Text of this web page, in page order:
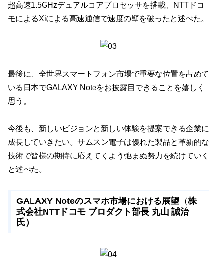
超高速1.5GHzデュアルコアプロセッサを搭載、NTTドコ
モによるXiによる高速通信で速度の壁を破ったと述べた。
最後に、全世界スマートフォン市場で重要な位置を占めて
いる日本でGALAXY Noteをお披露目できることを嬉しく
思う。
今後も、新しいビジョンと新しい体験を提案できる企業に
成長していきたい。サムスン電子は優れた製品と革新的な
技術で皆様の期待に応えてくよう弛まぬ努力を続けていく
と述べた。
GALAXY Noteのスマホ市場における展望（株
式会社NTTドコモ プロダクト部長 丸山 誠治
氏）